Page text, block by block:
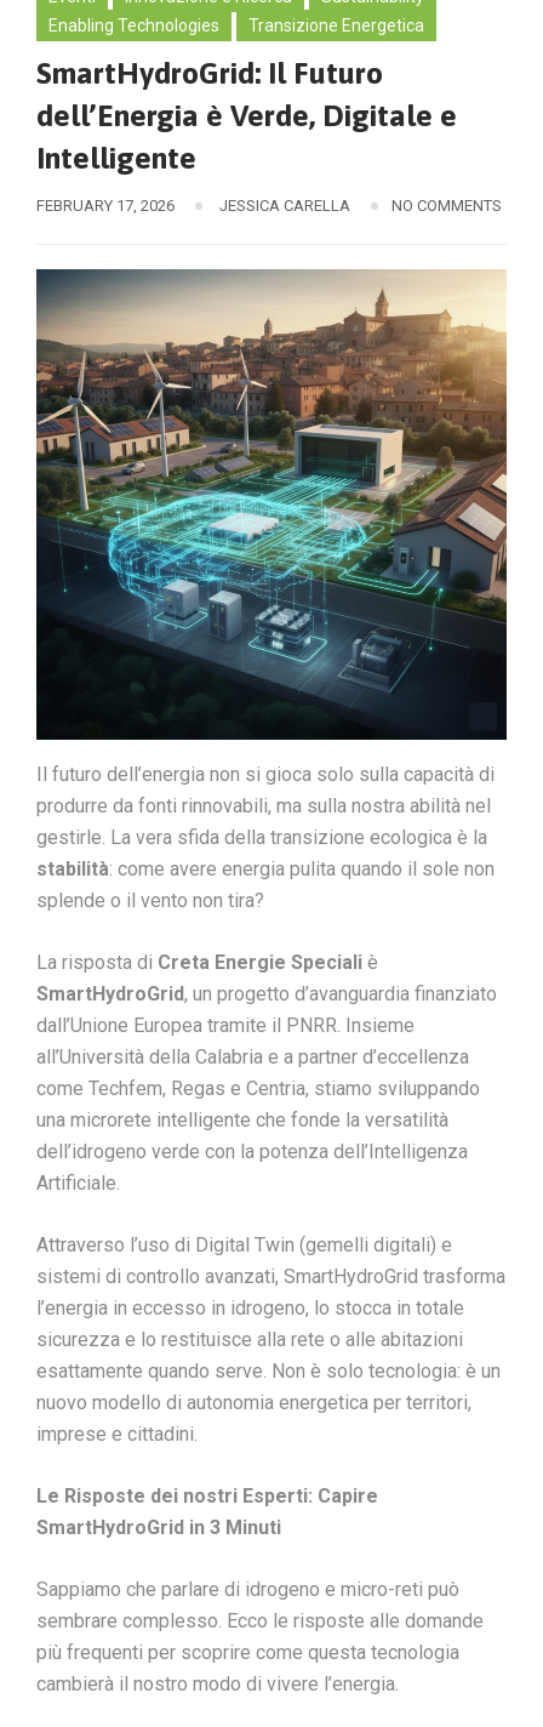
Enabling Technologies
Transizione Energetica
SmartHydroGrid: Il Futuro
dell’Energia è Verde, Digitale e
Intelligente
FEBRUARY 17, 2026 JESSICA CARELLA NO COMMENTS
Il futuro dell’energia non si gioca solo sulla capacità di
produrre da fonti rinnovabili, ma sulla nostra abilità nel
gestirle. La vera sfida della transizione ecologica è la
stabilità: come avere energia pulita quando il sole non
splende o il vento non tira?
La risposta di Creta Energie Speciali è
SmartHydroGrid, un progetto d’avanguardia finanziato
dall’Unione Europea tramite il PNRR. Insieme
all’Università della Calabria e a partner d’eccellenza
come Techfem, Regas e Centria, stiamo sviluppando
una microrete intelligente che fonde la versatilità
dell’idrogeno verde con la potenza dell’Intelligenza
Artificiale.
Attraverso l’uso di Digital Twin (gemelli digitali) e
sistemi di controllo avanzati, SmartHydroGrid trasforma
l’energia in eccesso in idrogeno, lo stocca in totale
sicurezza e lo restituisce alla rete o alle abitazioni
esattamente quando serve. Non è solo tecnologia: è un
nuovo modello di autonomia energetica per territori,
imprese e cittadini.
Le Risposte dei nostri Esperti: Capire
SmartHydroGrid in 3 Minuti
Sappiamo che parlare di idrogeno e micro-reti può
sembrare complesso. Ecco le risposte alle domande
più frequenti per scoprire come questa tecnologia
cambierà il nostro modo di vivere l’energia.